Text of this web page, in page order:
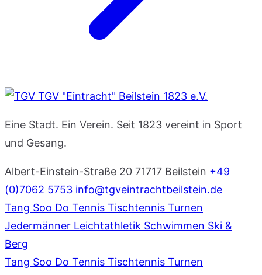
TGV "Eintracht" Beilstein 1823 e.V.
Eine Stadt. Ein Verein. Seit 1823 vereint in Sport
und Gesang.
Albert-Einstein-Straße 20 71717 Beilstein +49
(0)7062 5753 info@tgveintrachtbeilstein.de
Tang Soo Do Tennis Tischtennis Turnen
Jedermänner Leichtathletik Schwimmen Ski &
Berg
Tang Soo Do Tennis Tischtennis Turnen